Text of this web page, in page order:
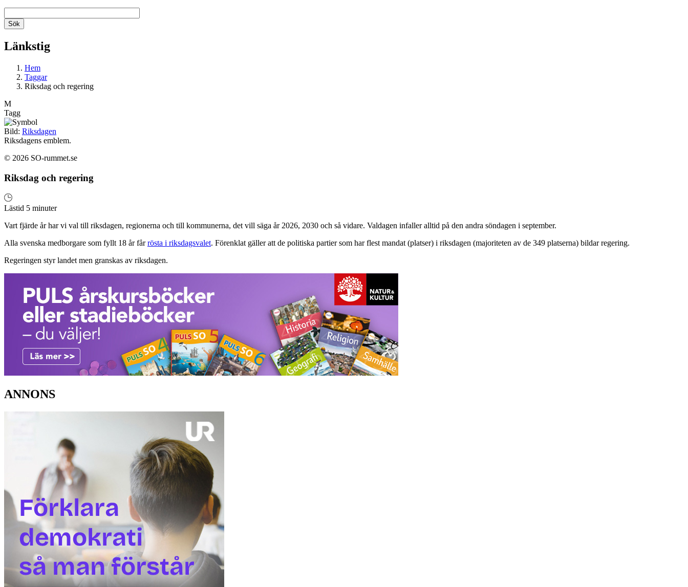
Länkstig
Hem
Taggar
Riksdag och regering
M
Tagg
Bild: Riksdagen
Riksdagens emblem.
© 2026 SO-rummet.se
Riksdag och regering
Lästid 5 minuter
Vart fjärde år har vi val till riksdagen, regionerna och till kommunerna, det vill säga år 2026, 2030 och så vidare. Valdagen infaller alltid på den andra söndagen i september.
Alla svenska medborgare som fyllt 18 år fårrösta i riksdagsvalet. Förenklat gäller att de politiska partier som har flest mandat (platser) i riksdagen (majoriteten av de 349 platserna) bildar regering.
Regeringen styr landet men granskas av riksdagen.
ANNONS